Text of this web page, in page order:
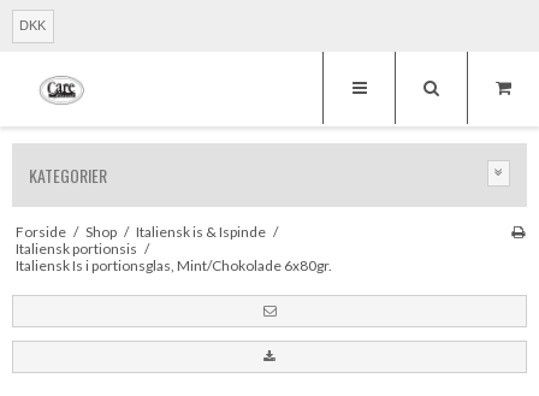
DKK
KATEGORIER
Forside / Shop / Italiensk is & Ispinde /
Italiensk portionsis /
Italiensk Is i portionsglas, Mint/Chokolade 6x80gr.